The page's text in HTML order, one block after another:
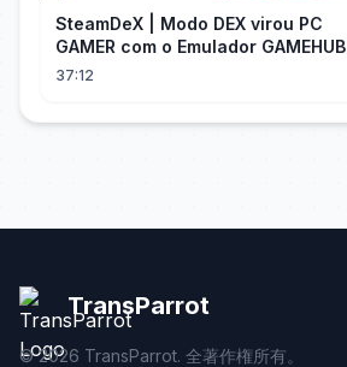
SteamDeX | Modo DEX virou PC
GAMER com o Emulador GAMEHUB
37:12
TransParrot
©2026 TransParrot. 全著作権所有。